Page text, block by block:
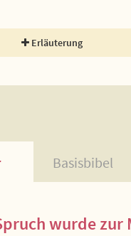
Erläuterung
Basisbibel
wurde